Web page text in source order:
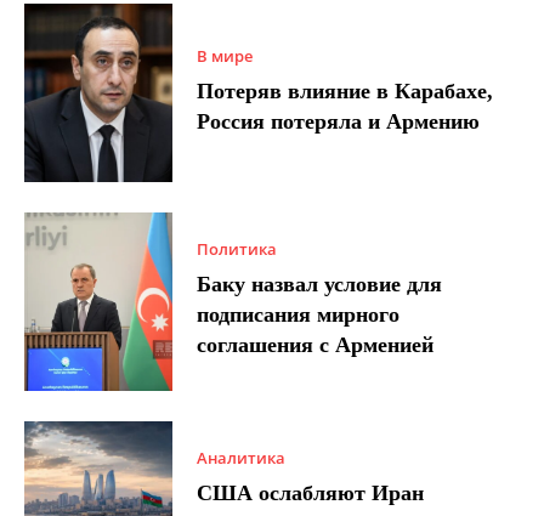
В мире
Потеряв влияние в Карабахе,
Россия потеряла и Армению
Политика
Баку назвал условие для
подписания мирного
соглашения с Арменией
Аналитика
США ослабляют Иран